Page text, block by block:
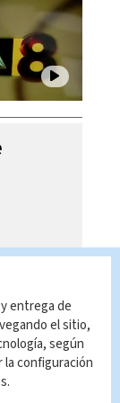
entrega de
el sitio,
según
la configuración